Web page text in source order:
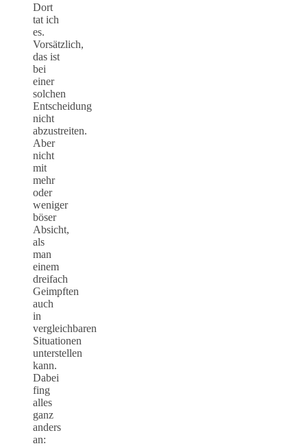
Dort
tat ich
es.
Vorsätzlich,
das ist
bei
einer
solchen
Entscheidung
nicht
abzustreiten.
Aber
nicht
mit
mehr
oder
weniger
böser
Absicht,
als
man
einem
dreifach
Geimpften
auch
in
vergleichbaren
Situationen
unterstellen
kann.
Dabei
fing
alles
ganz
anders
an: